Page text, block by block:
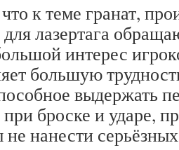
к теме гранат,
лазертага
интерес
большую
выдержать
броске и ударе,
не нанести